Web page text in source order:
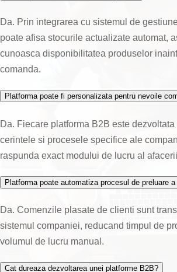
Da. Prin integrarea cu sistemul de
poate afisa stocurile actualizate automat,
cunoasca disponibilitatea produselor
comanda.
Platforma poate fi personalizata pentru nevoile
Da. Fiecare platforma B2B este
cerintele si procesele specifice ale
raspunda exact modului de lucru al
Platforma poate automatiza procesul de preluare
Da. Comenzile plasate de clienti sunt
sistemul companiei, reducand timpul de
volumul de lucru manual.
Cat dureaza dezvoltarea unei platforme B2B?